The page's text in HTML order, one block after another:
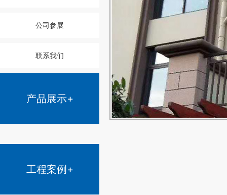
公司参展
联系我们
产品展示+
工程案例+